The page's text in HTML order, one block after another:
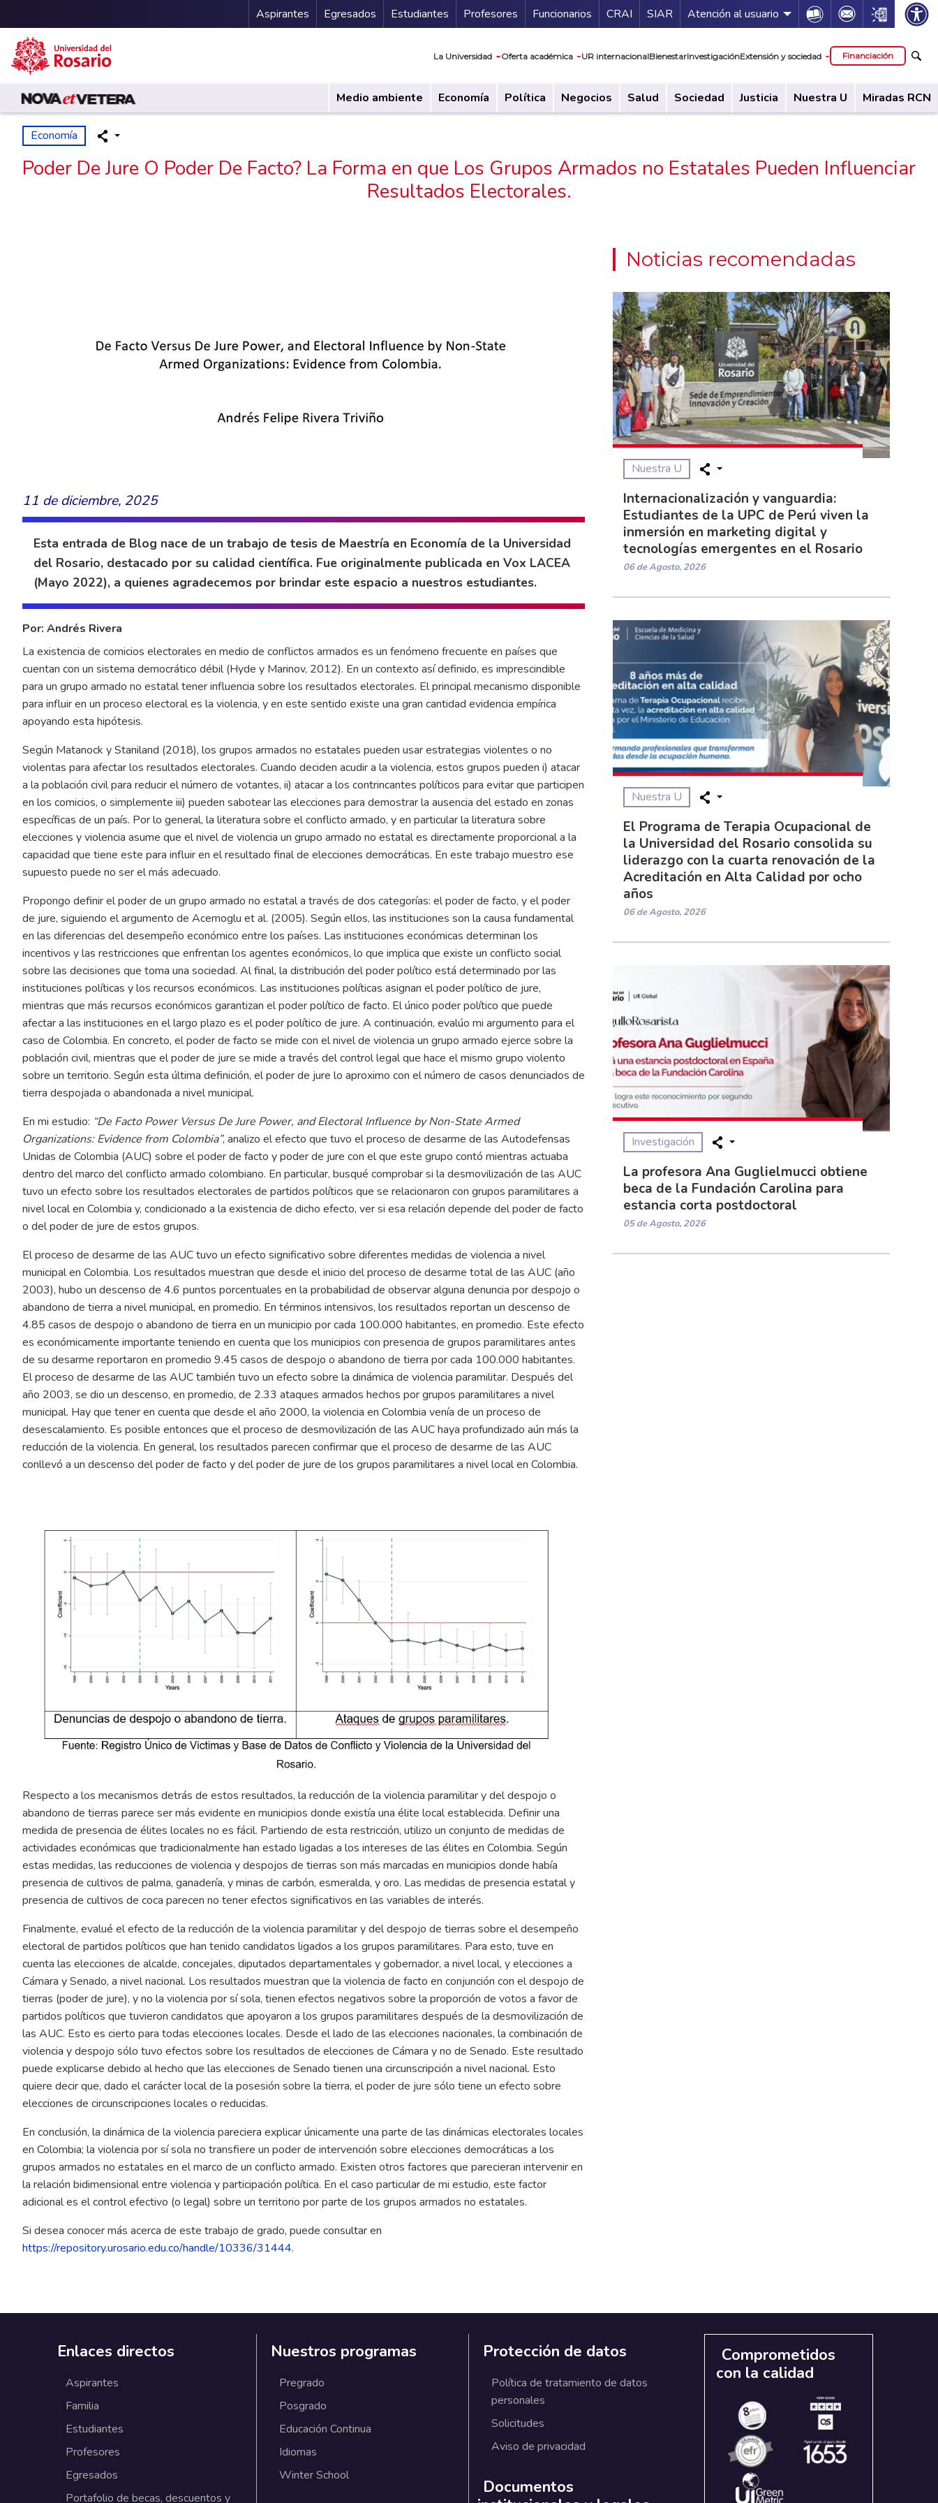
Pasar al contenido principal
Menu Secundario
Aspirantes Egresados Estudiantes Profesores Funcionarios Guía de servicios
CRAI SIAR Atención al usuario Icon Icon Icon
La Universidad Oferta académica UR internacionalBienestarInvestigaciónExtensión y sociedad Financiación
Medio ambiente Economía Política Negocios Salud Sociedad Justicia Nuestra U Miradas RCN
Economía
Poder De Jure O Poder De Facto? La Forma en que Los Grupos Armados no Estatales Pueden Influenciar
Resultados Electorales.
11 de diciembre, 2025
Esta entrada de Blog nace de un trabajo de tesis de Maestría en Economía de la Universidad
del Rosario, destacado por su calidad científica. Fue originalmente publicada en Vox LACEA
(Mayo 2022), a quienes agradecemos por brindar este espacio a nuestros estudiantes.
Por: Andrés Rivera
La existencia de comicios electorales en medio de conflictos armados es un fenómeno frecuente en países que
cuentan con un sistema democrático débil (Hyde y Marinov, 2012). En un contexto así definido, es imprescindible
para un grupo armado no estatal tener influencia sobre los resultados electorales. El principal mecanismo disponible
para influir en un proceso electoral es la violencia, y en este sentido existe una gran cantidad evidencia empírica
apoyando esta hipótesis.
Según Matanock y Staniland (2018), los grupos armados no estatales pueden usar estrategias violentes o no
violentas para afectar los resultados electorales. Cuando deciden acudir a la violencia, estos grupos pueden i) atacar
a la población civil para reducir el número de votantes, ii) atacar a los contrincantes políticos para evitar que participen
en los comicios, o simplemente iii) pueden sabotear las elecciones para demostrar la ausencia del estado en zonas
específicas de un país. Por lo general, la literatura sobre el conflicto armado, y en particular la literatura sobre
elecciones y violencia asume que el nivel de violencia un grupo armado no estatal es directamente proporcional a la
capacidad que tiene este para influir en el resultado final de elecciones democráticas. En este trabajo muestro ese
supuesto puede no ser el más adecuado.
Propongo definir el poder de un grupo armado no estatal a través de dos categorías: el poder de facto, y el poder
de jure, siguiendo el argumento de Acemoglu et al. (2005). Según ellos, las instituciones son la causa fundamental
en las diferencias del desempeño económico entre los países. Las instituciones económicas determinan los
incentivos y las restricciones que enfrentan los agentes económicos, lo que implica que existe un conflicto social
sobre las decisiones que toma una sociedad. Al final, la distribución del poder político está determinado por las
instituciones políticas y los recursos económicos. Las instituciones políticas asignan el poder político de jure,
mientras que más recursos económicos garantizan el poder político de facto. El único poder político que puede
afectar a las instituciones en el largo plazo es el poder político de jure. A continuación, evalúo mi argumento para el
caso de Colombia. En concreto, el poder de facto se mide con el nivel de violencia un grupo armado ejerce sobre la
población civil, mientras que el poder de jure se mide a través del control legal que hace el mismo grupo violento
sobre un territorio. Según esta última definición, el poder de jure lo aproximo con el número de casos denunciados de
tierra despojada o abandonada a nivel municipal.
En mi estudio: “De Facto Power Versus De Jure Power, and Electoral Influence by Non-State Armed
Organizations: Evidence from Colombia”, analizo el efecto que tuvo el proceso de desarme de las Autodefensas
Unidas de Colombia (AUC) sobre el poder de facto y poder de jure con el que este grupo contó mientras actuaba
dentro del marco del conflicto armado colombiano. En particular, busqué comprobar si la desmovilización de las AUC
tuvo un efecto sobre los resultados electorales de partidos políticos que se relacionaron con grupos paramilitares a
nivel local en Colombia y, condicionado a la existencia de dicho efecto, ver si esa relación depende del poder de facto
o del poder de jure de estos grupos.
El proceso de desarme de las AUC tuvo un efecto significativo sobre diferentes medidas de violencia a nivel
municipal en Colombia. Los resultados muestran que desde el inicio del proceso de desarme total de las AUC (año
2003), hubo un descenso de 4.6 puntos porcentuales en la probabilidad de observar alguna denuncia por despojo o
abandono de tierra a nivel municipal, en promedio. En términos intensivos, los resultados reportan un descenso de
4.85 casos de despojo o abandono de tierra en un municipio por cada 100.000 habitantes, en promedio. Este efecto
es económicamente importante teniendo en cuenta que los municipios con presencia de grupos paramilitares antes
de su desarme reportaron en promedio 9.45 casos de despojo o abandono de tierra por cada 100.000 habitantes.
El proceso de desarme de las AUC también tuvo un efecto sobre la dinámica de violencia paramilitar. Después del
año 2003, se dio un descenso, en promedio, de 2.33 ataques armados hechos por grupos paramilitares a nivel
municipal. Hay que tener en cuenta que desde el año 2000, la violencia en Colombia venía de un proceso de
desescalamiento. Es posible entonces que el proceso de desmovilización de las AUC haya profundizado aún más la
reducción de la violencia. En general, los resultados parecen confirmar que el proceso de desarme de las AUC
conllevó a un descenso del poder de facto y del poder de jure de los grupos paramilitares a nivel local en Colombia.
Respecto a los mecanismos detrás de estos resultados, la reducción de la violencia paramilitar y del despojo o
abandono de tierras parece ser más evidente en municipios donde existía una élite local establecida. Definir una
medida de presencia de élites locales no es fácil. Partiendo de esta restricción, utilizo un conjunto de medidas de
actividades económicas que tradicionalmente han estado ligadas a los intereses de las élites en Colombia. Según
estas medidas, las reducciones de violencia y despojos de tierras son más marcadas en municipios donde había
presencia de cultivos de palma, ganadería, y minas de carbón, esmeralda, y oro. Las medidas de presencia estatal y
presencia de cultivos de coca parecen no tener efectos significativos en las variables de interés.
Finalmente, evalué el efecto de la reducción de la violencia paramilitar y del despojo de tierras sobre el desempeño
electoral de partidos políticos que han tenido candidatos ligados a los grupos paramilitares. Para esto, tuve en
cuenta las elecciones de alcalde, concejales, diputados departamentales y gobernador, a nivel local, y elecciones a
Cámara y Senado, a nivel nacional. Los resultados muestran que la violencia de facto en conjunción con el despojo de
tierras (poder de jure), y no la violencia por sí sola, tienen efectos negativos sobre la proporción de votos a favor de
partidos políticos que tuvieron candidatos que apoyaron a los grupos paramilitares después de la desmovilización de
las AUC. Esto es cierto para todas elecciones locales. Desde el lado de las elecciones nacionales, la combinación de
violencia y despojo sólo tuvo efectos sobre los resultados de elecciones de Cámara y no de Senado. Este resultado
puede explicarse debido al hecho que las elecciones de Senado tienen una circunscripción a nivel nacional. Esto
quiere decir que, dado el carácter local de la posesión sobre la tierra, el poder de jure sólo tiene un efecto sobre
elecciones de circunscripciones locales o reducidas.
En conclusión, la dinámica de la violencia pareciera explicar únicamente una parte de las dinámicas electorales locales
en Colombia; la violencia por sí sola no transfiere un poder de intervención sobre elecciones democráticas a los
grupos armados no estatales en el marco de un conflicto armado. Existen otros factores que parecieran intervenir en
la relación bidimensional entre violencia y participación política. En el caso particular de mi estudio, este factor
adicional es el control efectivo (o legal) sobre un territorio por parte de los grupos armados no estatales.
Si desea conocer más acerca de este trabajo de grado, puede consultar en
https://repository.urosario.edu.co/handle/10336/31444.
Noticias recomendadas
Nuestra U
Internacionalización y vanguardia:
Estudiantes de la UPC de Perú viven la
inmersión en marketing digital y
tecnologías emergentes en el Rosario
06 de Agosto, 2026
Nuestra U
El Programa de Terapia Ocupacional de
la Universidad del Rosario consolida su
liderazgo con la cuarta renovación de la
Acreditación en Alta Calidad por ocho
años
06 de Agosto, 2026
Investigación
La profesora Ana Guglielmucci obtiene
beca de la Fundación Carolina para
estancia corta postdoctoral
05 de Agosto, 2026
Enlaces directos
Aspirantes
Familia
Estudiantes
Profesores
Egresados
Portafolio de becas, descuentos y
Nuestros programas
Pregrado
Posgrado
Educación Continua
Idiomas
Winter School
Protección de datos
Política de tratamiento de datos
personales
Solicitudes
Aviso de privacidad
Documentos
Comprometidos
con la calidad